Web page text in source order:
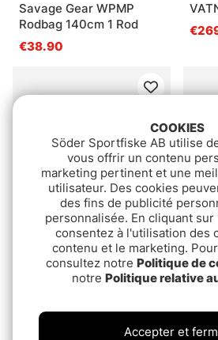
Savage Gear WPMP
Rodbag 140cm 1 Rod
€38.90
(2)4.5 sur 5 étoiles
Westin W3 Finesse
Crank-T 2nd Deal
Abu
COOKIES
Söder Sportfiske AB utilise
vous offrir un contenu
marketing pertinent et une
utilisateur. Des cookies
des fins de publicité
personnalisée. En cliquant sur
consentez à l'utilisation des
contenu et le marketing.
consultez notre Politique de
notre Politique relative
Accepter et